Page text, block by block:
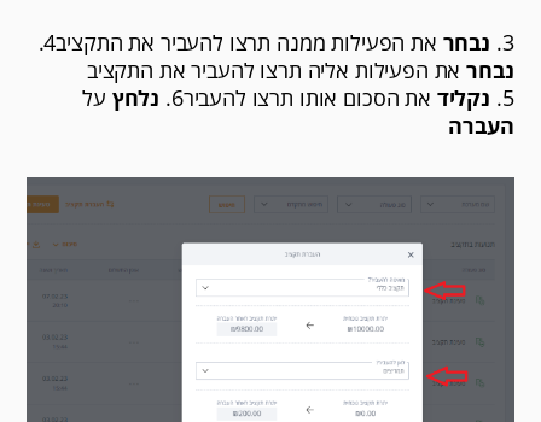
3. נבחר את הפעילות ממנה תרצו להעביר את התקציב4.
נבחראת הפעילות אליה תרצו להעביר את התקציב
5. נקליד את הסכום אותו תרצו להעביר6. נלחץ על
העברה